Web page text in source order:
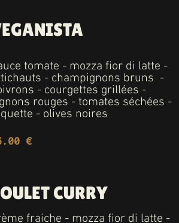
tomate - mozza fior di latte -
- champignons bruns -
- courgettes grillées -
rouges - tomates séchées -
- olives noires
€
CURRY
fraiche - mozza fior di latte -